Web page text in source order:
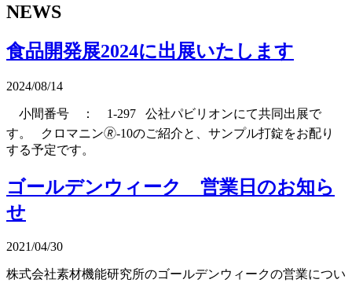
NEWS
食品開発展2024に出展いたします
2024/08/14
小間番号 ： 1-297 公社パビリオンにて共同出展で
す。 クロマニン🄬-10のご紹介と、サンプル打錠をお配り
する予定です。
ゴールデンウィーク 営業日のお知ら
せ
2021/04/30
株式会社素材機能研究所のゴールデンウィークの営業につい